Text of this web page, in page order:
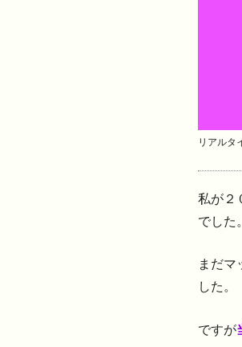
リアルタ
私が２
でした。
まだマ
した。
ですが